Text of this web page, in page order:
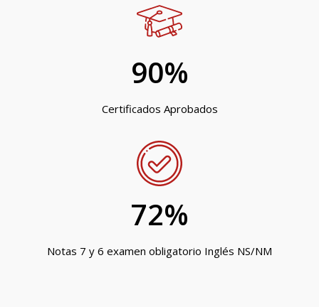
90%
Certificados Aprobados
72%
Notas 7 y 6 examen obligatorio Inglés NS/NM